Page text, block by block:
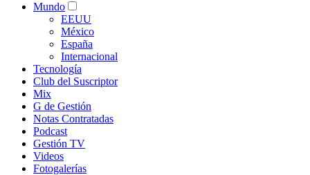
Mundo
EEUU
México
España
Internacional
Tecnología
Club del Suscriptor
Mix
G de Gestión
Notas Contratadas
Podcast
Gestión TV
Videos
Fotogalerías